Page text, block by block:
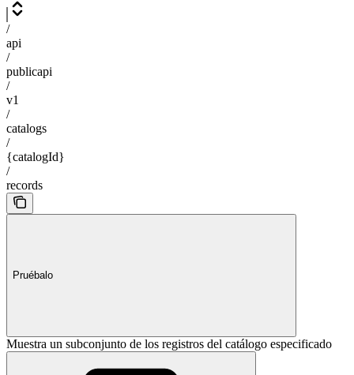
/
api
/
publicapi
/
v1
/
catalogs
/
{catalogId}
/
records
Pruébalo
Muestra un subconjunto de los registros del catálogo especificado